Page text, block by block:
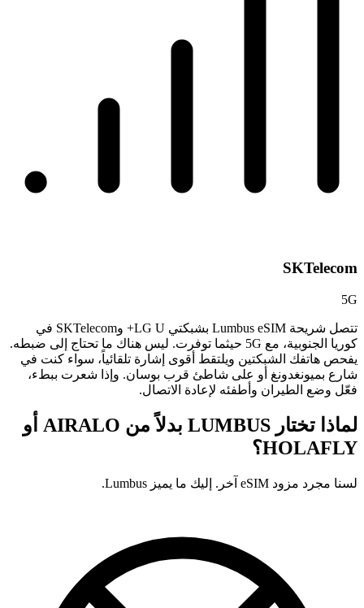
SKTelecom
5G
تتصل شريحة Lumbus eSIM بشبكتي LG U+ وSKTelecom في
كوريا الجنوبية، مع 5G حيثما توفرت. ليس هناك ما تحتاج إلى ضبطه.
يفحص هاتفك الشبكتين ويلتقط أقوى إشارة تلقائياً، سواء كنت في
شارع بميونغدونغ أو على شاطئ قرب بوسان. وإذا شعرت ببطء،
فعّل وضع الطيران وأطفئه لإعادة الاتصال.
لماذا تختار LUMBUS بدلاً من
AIRALO أو
HOLAFLY؟
لسنا مجرد مزود eSIM آخر. إليك ما يميز Lumbus.